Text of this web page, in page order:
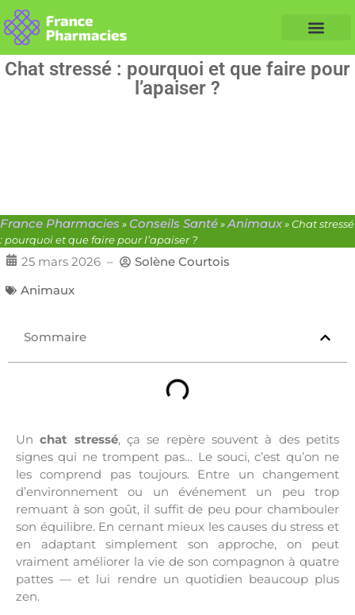
Chat stressé : pourquoi et que faire pour
l’apaiser ?
France Pharmacies » Conseils Santé»Animaux»Chat stressé
: pourquoi et que faire pour l’apaiser ?
25 mars 2026 –
Solène Courtois
Animaux
Sommaire
Unchat stressé, ça se repère souvent à des petits
signes qui ne trompent pas… Le souci, c’est qu’on ne
les comprend pas toujours. Entre un changement
d’environnement ou un événement un peu trop
remuant à son goût, il suffit de peu pour chambouler
son équilibre. En cernant mieux les causes du stress et
en adaptant simplement son approche, on peut
vraiment améliorer la vie de son compagnon à quatre
pattes — et lui rendre un quotidien beaucoup plus
zen.